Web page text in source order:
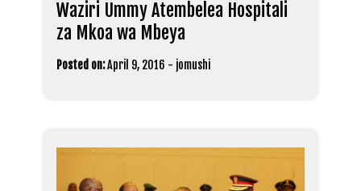
Waziri Ummy Atembelea Hospitali
za Mkoa wa Mbeya
Posted on:April 9, 2016 - jomushi